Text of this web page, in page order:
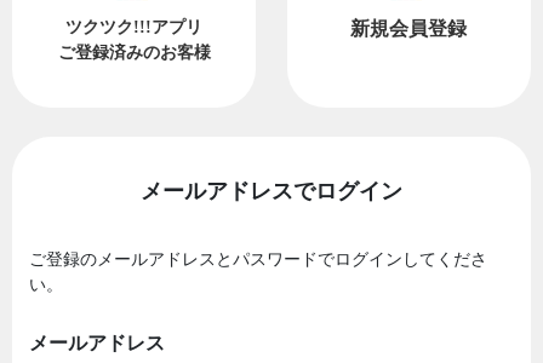
ツクツク!!!アプリ
ご登録済みのお客様
新規会員登録
メールアドレスでログイン
ご登録のメールアドレスとパスワードでログインしてくださ
い。
メールアドレス